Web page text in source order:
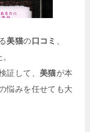
美猫の 口コミ
証して、 美猫が本
悩みを任せても大